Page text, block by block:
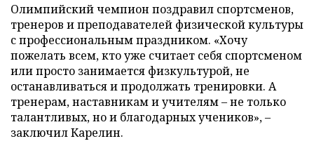
Олимпийский чемпион поздравил спортсменов,
тренеров и преподавателей физической культуры
с профессиональным праздником. «Хочу
пожелать всем, кто уже считает себя спортсменом
или просто занимается физкультурой, не
останавливаться и продолжать тренировки. А
тренерам, наставникам и учителям – не только
талантливых, но и благодарных учеников», –
заключил Карелин.